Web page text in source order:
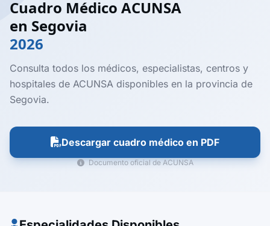
Cuadro Médico ACUNSA
en Segovia
2026
Consulta todos los médicos, especialistas, centros y
hospitales de ACUNSA disponibles en la provincia de
Segovia.
Descargar cuadro médico en PDF
Documento oficial de ACUNSA